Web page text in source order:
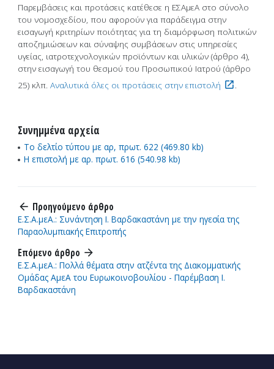
Παρεμβάσεις και προτάσεις κατέθεσε η ΕΣΑμεΑ στο σύνολο
του νομοσχεδίου, που αφορούν για παράδειγμα στην
εισαγωγή κριτηρίων ποιότητας για τη διαμόρφωση πολιτικών
αποζημιώσεων και σύναψης συμβάσεων στις υπηρεσίες
υγείας, ιατροτεχνολογικών προϊόντων και υλικών (άρθρο 4),
στην εισαγωγή του θεσμού του Προσωπικού Ιατρού (άρθρο
25) κλπ. Αναλυτικά όλες οι προτάσεις στην επιστολή .
Συνημμένα αρχεία
Το δελτίο τύπου με αρ, πρωτ. 622 (469.80 kb)
Η επιστολή με αρ. πρωτ. 616 (540.98 kb)
arrow_back Προηγούμενο άρθρο
Ε.Σ.Α.μεΑ.: Συνάντηση Ι. Βαρδακαστάνη με την ηγεσία της
Παραολυμπιακής Επιτροπής
Επόμενο άρθρο arrow_forward
Ε.Σ.Α.μεΑ.: Πολλά θέματα στην ατζέντα της Διακομματικής
Ομάδας ΑμεΑ του Ευρωκοινοβουλίου - Παρέμβαση Ι.
Βαρδακαστάνη